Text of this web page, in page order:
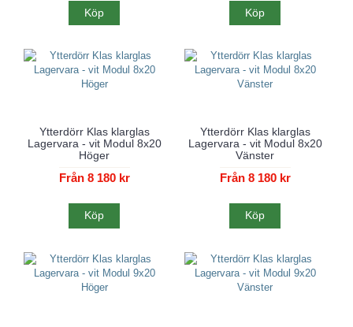
Köp Köp
Ytterdörr Klas klarglas
Lagervara - vit Modul 8x20
Höger
Från 8 180 kr
Köp
Ytterdörr Klas klarglas
Lagervara - vit Modul 8x20
Vänster
Från 8 180 kr
Köp